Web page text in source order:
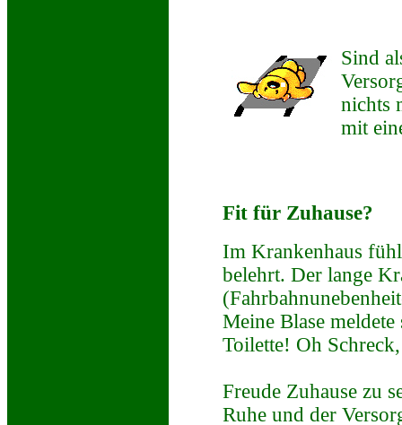
Sind
nichts
mit
Fit für Zuhause?
Im Krankenhaus
belehrt. Der lange
Meine Blase
Toilette! Oh
Freude Zuhause zu
Ruhe und der